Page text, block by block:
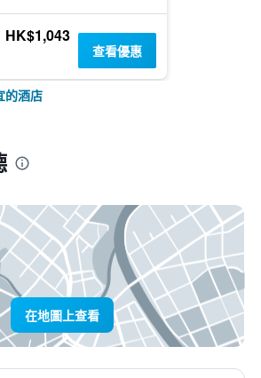
HK$1,043
查看優惠
的酒店
在地圖上查看